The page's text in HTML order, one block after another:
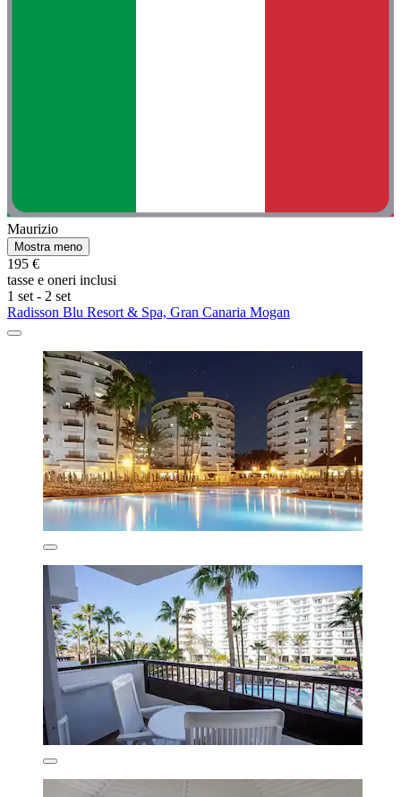
Maurizio
Mostra meno
195 €
tasse e oneri inclusi
1 set - 2 set
Radisson Blu Resort & Spa, Gran Canaria Mogan